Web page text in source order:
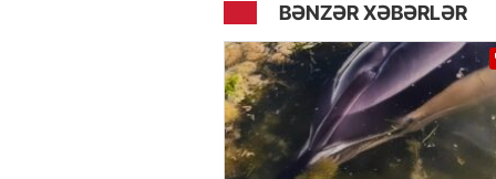
BƏNZƏR XƏBƏRLƏR